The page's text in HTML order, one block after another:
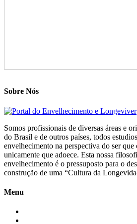
Sobre Nós
Somos profissionais de diversas áreas e
do Brasil e de outros países, todos
envelhecimento na perspectiva do ser que
unicamente que adoece. Esta nossa
envelhecimento é o pressuposto para o
construção de uma “Cultura da
Menu